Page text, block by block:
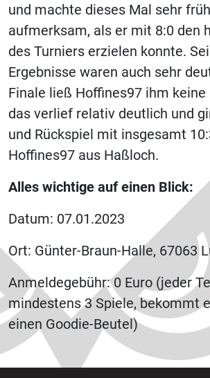
und machte dieses Mal sehr
aufmerksam, als er mit 8:0 den
des Turniers erzielen konnte.
Ergebnisse waren auch sehr
Finale ließ Hoffines97 ihm keine
das verlief relativ deutlich und
und Rückspiel mit insgesamt
Hoffines97 aus Haßloch.
Alles wichtige auf einen Blick:
Datum: 07.01.2023
Ort: Günter-Braun-Halle, 67063
Anmeldegebühr: 0 Euro (jeder
mindestens 3 Spiele, bekommt
einen Goodie-Beutel)